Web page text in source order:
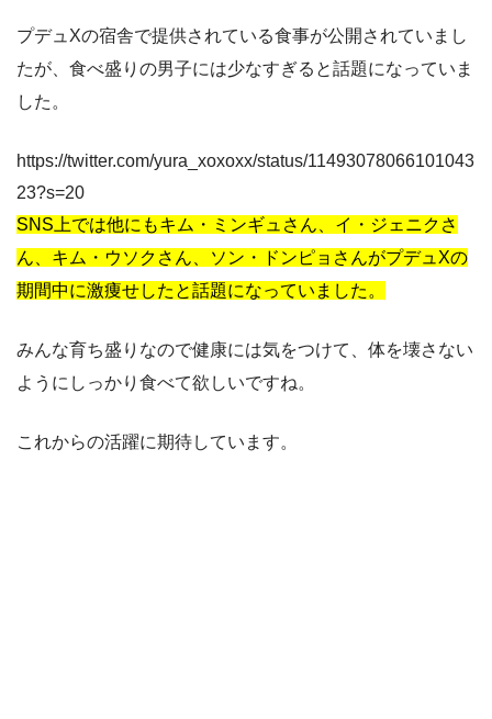
プデュXの宿舎で提供されている食事が公開されていまし
たが、食べ盛りの男子には少なすぎると話題になっていま
した。
https://twitter.com/yura_xoxoxx/status/11493078066101043
23?s=20
SNS上では他にもキム・ミンギュさん、イ・ジェニクさ
ん、キム・ウソクさん、ソン・ドンピョさんがプデュXの
期間中に激痩せしたと話題になっていました。
みんな育ち盛りなので健康には気をつけて、体を壊さない
ようにしっかり食べて欲しいですね。
これからの活躍に期待しています。